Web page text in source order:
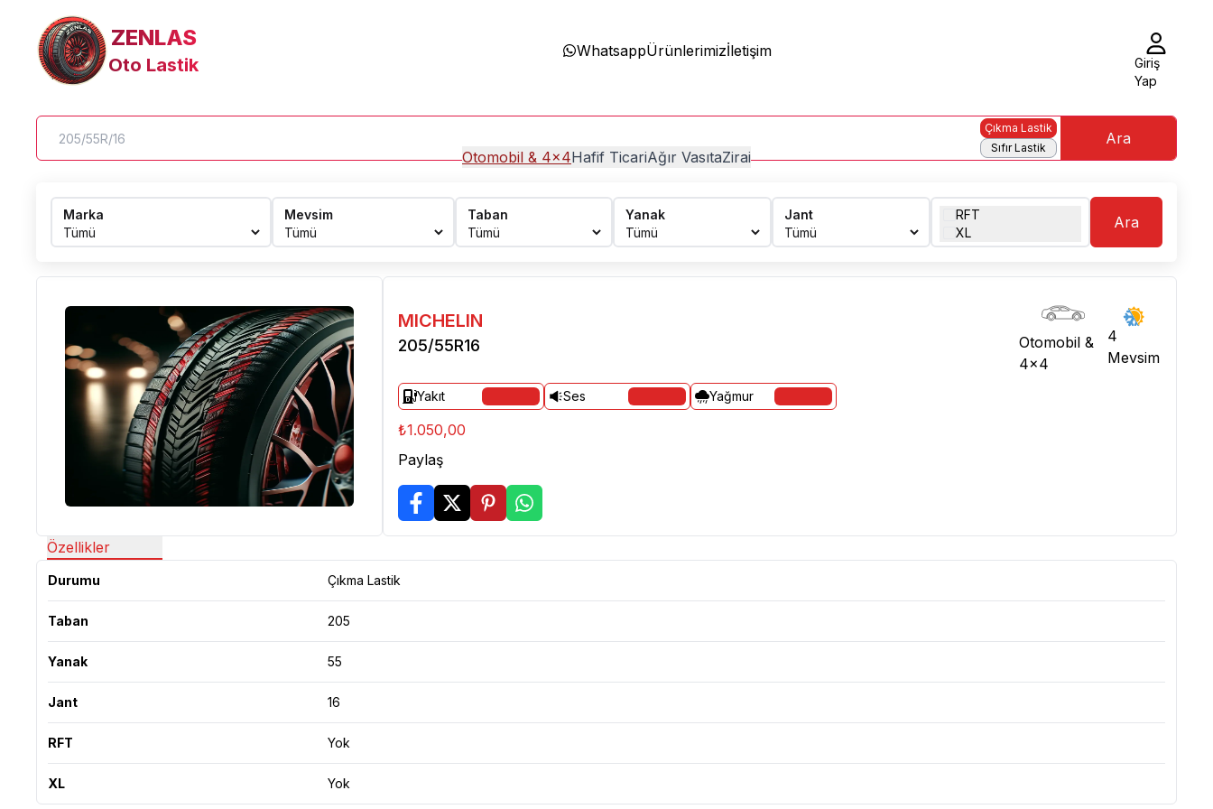
ZENLAS
Oto Lastik
WhatsappÜrünlerimizİletişim
Giriş
Yap
Çıkma Lastik
Sıfır Lastik
Ara
Otomobil & 4x4Hafif TicariAğır VasıtaZirai
Marka Mevsim Taban Yanak Jant
RFT
XL
Ara
MICHELIN
205/55R16
Otomobil &
4x4
4
Mevsim
Yakıt Ses Yağmur
₺1.050,00
Paylaş
Özellikler
Durumu Çıkma Lastik
Taban 205
Yanak 55
Jant 16
RFT Yok
XL Yok